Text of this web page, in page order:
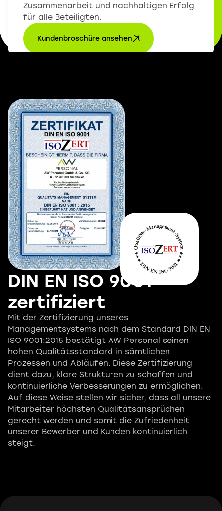
Zusammenarbeit und nachhaltigen Erfolg
für alle Beteiligten.
Kundenbroschüre ansehen
DIN EN ISO 9001
zertifiziert
Mit der Zertifizierung unseres
Managementsystems nach dem Standard DIN EN
ISO 9001:2015 bestätigt AW Personal seinen
hohen Qualitätsstandard in sämtlichen
Prozessen und Abläufen. Diese Zertifizierung
dient dazu, klare Strukturen zu schaffen und
kontinuierliche Verbesserungen zu ermöglichen.
Auf diese Weise stellen wir sicher, dass all unsere
Mitarbeiter höchsten Qualitätsansprüchen
gerecht werden und somit die Zufriedenheit
unserer Bewerber und Kunden kontinuierlich
steigt.